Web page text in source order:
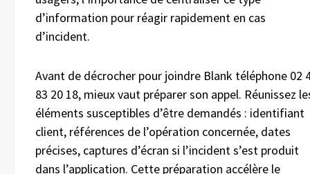
d’information pour réagir rapidement en cas
d’incident.
Avant de décrocher pour joindre Blank téléphone 02
83 20 18, mieux vaut préparer son appel. Réunissez
éléments susceptibles d’être demandés : identifiant
client, références de l’opération concernée, dates
précises, captures d’écran si l’incident s’est produit
dans l’application. Cette préparation accélère le